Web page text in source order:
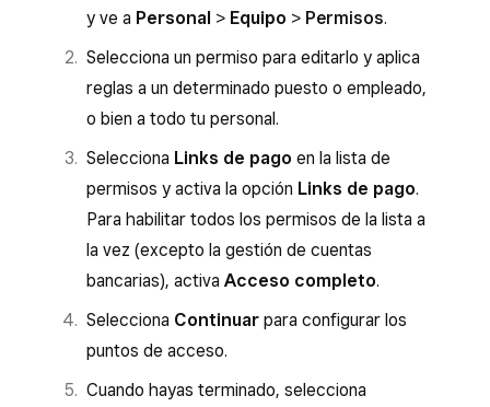
y ve a Personal > Equipo > Permisos.
Selecciona un permiso para editarlo y aplica
reglas a un determinado puesto o empleado,
o bien a todo tu personal.
Selecciona Links de pago en la lista de
permisos y activa la opción Links de pago.
Para habilitar todos los permisos de la lista a
la vez (excepto la gestión de cuentas
bancarias), activa Acceso completo.
Selecciona Continuar para configurar los
puntos de acceso.
Cuando hayas terminado, selecciona